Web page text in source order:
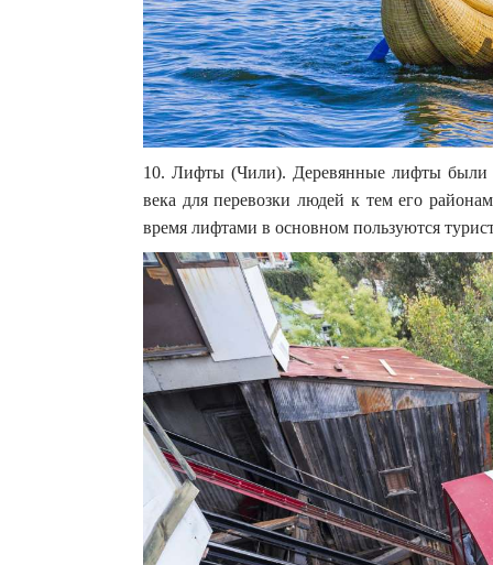
10. Лифты (Чили). Деревянные лифты были
века для перевозки людей к тем его
время лифтами в основном пользуются